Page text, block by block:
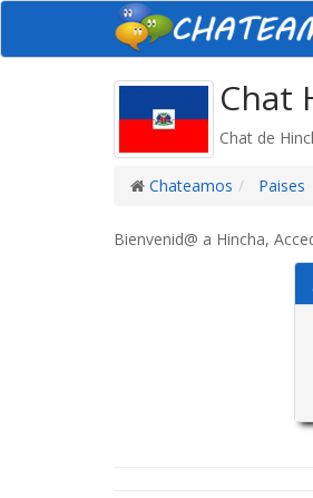
Chat
Chat de
Chateamos Paises
Bienvenid@ a Hincha,